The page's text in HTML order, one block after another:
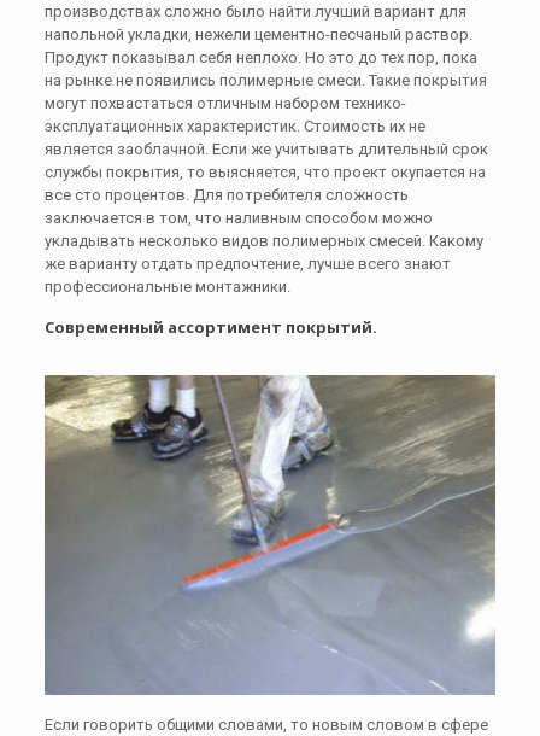
производствах сложно было найти лучший вариант для
напольной укладки, нежели цементно-песчаный раствор.
Продукт показывал себя неплохо. Но это до тех пор, пока
на рынке не появились полимерные смеси. Такие покрытия
могут похвастаться отличным набором технико-
эксплуатационных характеристик. Стоимость их не
является заоблачной. Если же учитывать длительный срок
службы покрытия, то выясняется, что проект окупается на
все сто процентов. Для потребителя сложность
заключается в том, что наливным способом можно
укладывать несколько видов полимерных смесей. Какому
же варианту отдать предпочтение, лучше всего знают
профессиональные монтажники.
Современный ассортимент покрытий.
Если говорить общими словами, то новым словом в сфере